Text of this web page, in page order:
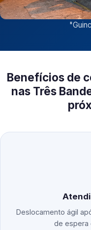
"
Benefícios de
nas Três
Deslocamento ágil
de espera